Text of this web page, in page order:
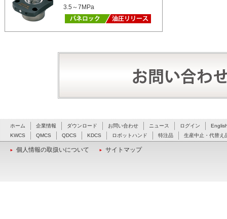
3.5～7MPa
ホーム 企業情報 ダウンロード お問い合わせ ニュース ログイン
KWCS
QMCS QDCS KDCS ロボットハンド 特注品 生産中止・代替え
個人情報の取扱いについて サイトマップ